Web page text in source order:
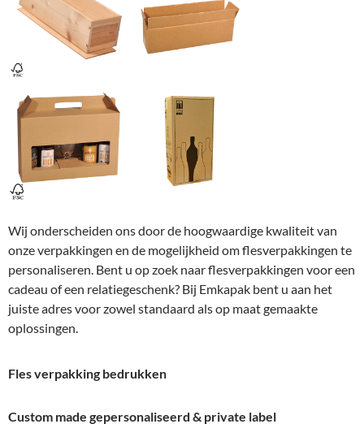
Wij onderscheiden ons door de hoogwaardige kwaliteit van
onze verpakkingen en de mogelijkheid om flesverpakkingen te
personaliseren. Bent u op zoek naar flesverpakkingen voor een
cadeau of een relatiegeschenk? Bij Emkapak bent u aan het
juiste adres voor zowel standaard als op maat gemaakte
oplossingen.
Fles verpakking bedrukken
Custom made gepersonaliseerd & private label